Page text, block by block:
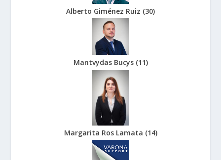
Alberto Giménez Ruiz (30)
Mantvydas Bucys (11)
Margarita Ros Lamata (14)